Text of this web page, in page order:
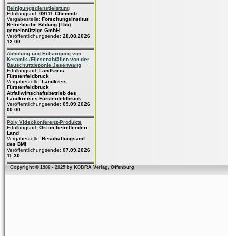
Reinigungsdienstleistung
Erfüllungsort: 09111 Chemnitz
Vergabestelle: Forschungsinstitut
Betriebliche Bildung (f-bb)
gemeinnützige GmbH
Veröffentlichungsende: 28.08.2026
12:00
Abholung und Entsorgung von
Keramik-/Fliesenabfällen von der
Bauschuttdeponie Jesenwang
Erfüllungsort: Landkreis
Fürstenfeldbruck
Vergabestelle: Landkreis
Fürstenfeldbruck
Abfallwirtschaftsbetrieb des
Landkreises Fürstenfeldbruck
Veröffentlichungsende: 09.09.2026
00:00
Poly Videokonferenz-Produkte
Erfüllungsort: Ort im betreffenden
Land
Vergabestelle: Beschaffungsamt
des BMI
Veröffentlichungsende: 07.09.2026
11:30
Copyright © 1986 - 2025 by KOBRA Verlag, Offenburg